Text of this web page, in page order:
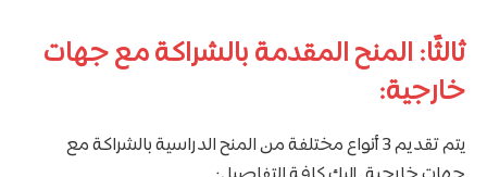
ثالثًا: المنح المقدمة بالشراكة مع جهات
خارجية:
يتم تقديم 3 أنواع مختلفة من المنح الدراسية بالشراكة مع